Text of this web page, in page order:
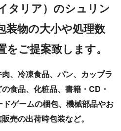
タリア）のシュリン
装物の大小や処理数
ご提案致します。
、冷凍食品、パン、カップラ
食品、化粧品、書籍・CD・
ドゲームの梱包、機械部品やお
売の出荷時包装など。